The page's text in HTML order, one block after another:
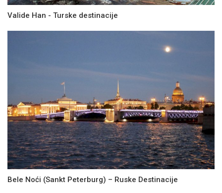
Valide Han - Turske destinacije
Bele Noći (Sankt Peterburg) – Ruske Destinacije